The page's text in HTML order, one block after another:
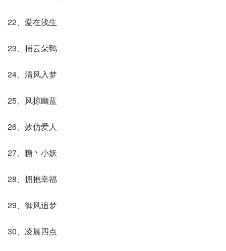
22、爱在浅生
23、捕云朵鸭
24、清风入梦
25、风掠幽蓝
26、效仿爱人
27、糖丶小妖
28、拥抱幸福
29、御风追梦
30、凌晨四点